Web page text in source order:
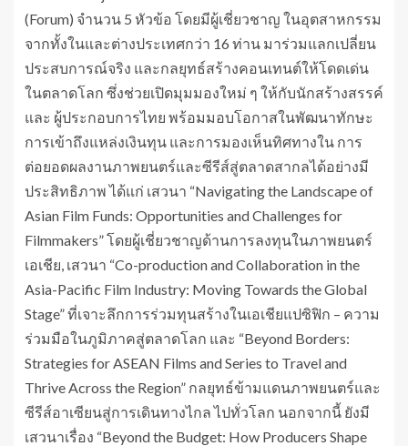
(Forum) จำนวน 5 หัวข้อ โดยมีผู้เชี่ยวชาญ ในอุตสาหกรรม
จากทั้งในและต่างประเทศกว่า 16 ท่าน มาร่วมแลกเปลี่ยน
ประสบการณ์จริง และกลยุทธ์สร้างคอนเทนต์ให้โดดเด่น
ในตลาดโลก ซึ่งช่วยเปิดมุมมองใหม่ ๆ ให้กับนักสร้างสรรค์
และ ผู้ประกอบการไทย พร้อมมอบโอกาสในพัฒนาทักษะ
การเข้าถึงแหล่งเงินทุน และการมองเห็นทิศทางใน การ
ต่อยอดผลงานภาพยนตร์และซีรีส์สู่ตลาดสากลได้อย่างมี
ประสิทธิภาพ ได้แก่ เสวนา “Navigating the Landscape of
Asian Film Funds: Opportunities and Challenges for
Filmmakers” โดยผู้เชี่ยวชาญด้านการลงทุนในภาพยนตร์
เอเชีย, เสวนา “Co-production and Collaboration in the
Asia-Pacific Film Industry: Moving Towards the Global
Stage” ที่เจาะลึกการร่วมทุนสร้างในเอเชียแปซิฟิก – ความ
ร่วมมือในภูมิภาคสู่ตลาดโลก และ “Beyond Borders:
Strategies for ASEAN Films and Series to Travel and
Thrive Across the Region” กลยุทธ์ข้ามแดนภาพยนตร์และ
ซีรีส์อาเซียนสู่การเดินทางไกล ไปทั่วโลก นอกจากนี้ ยังมี
เสวนาเรื่อง “Beyond the Budget: How Producers Shape